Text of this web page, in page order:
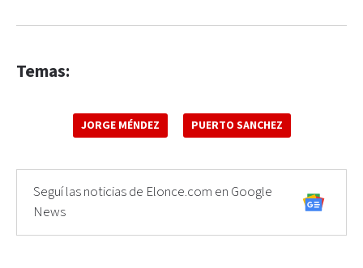
Temas:
JORGE MÉNDEZ PUERTO SANCHEZ
Seguí las noticias de Elonce.com en Google
News